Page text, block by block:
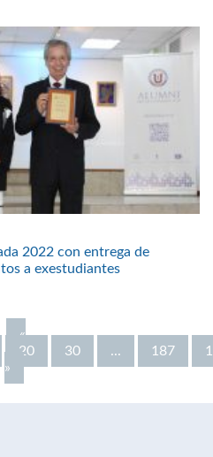
2022 con entrega de
a exestudiantes
«
20 30 ... 187
»